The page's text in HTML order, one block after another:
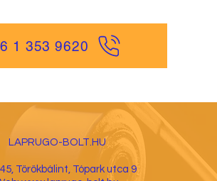
1 353 9620
LAPRUGO-BOLT.HU
Törökbá lint, Tópark utca 9